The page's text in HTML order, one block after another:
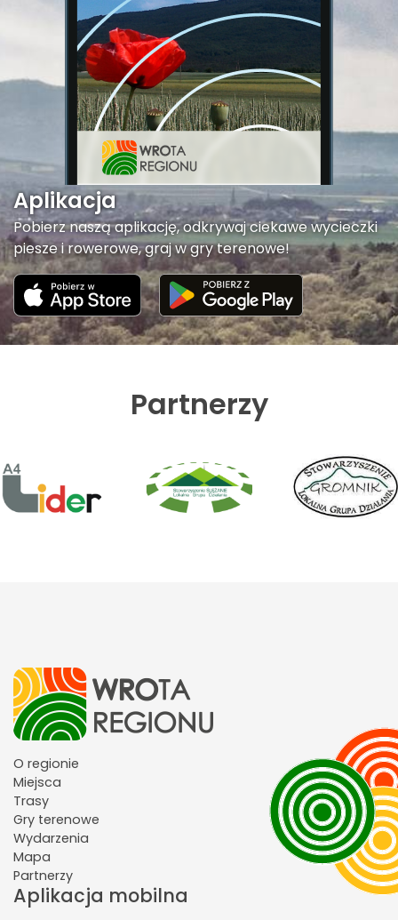
Aplikacja
Pobierz naszą aplikację, odkrywaj ciekawe wycieczki
piesze i rowerowe, graj w gry terenowe!
Partnerzy
O regionie
Miejsca
Trasy
Gry terenowe
Wydarzenia
Mapa
Partnerzy
Aplikacja mobilna